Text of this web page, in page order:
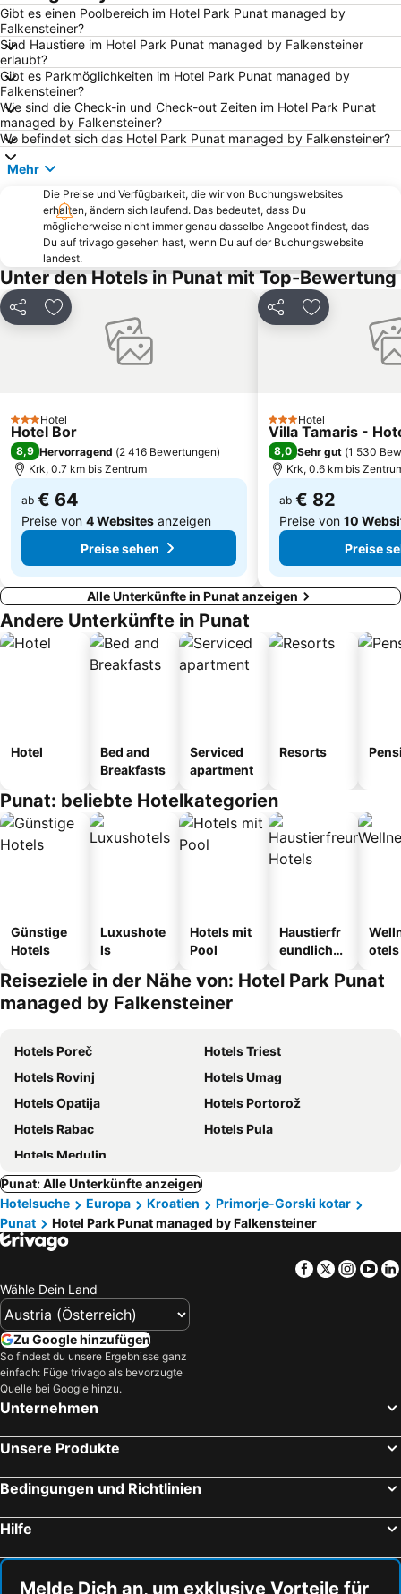
Plaža Klenovica
Rajska
Stadthafen
Hauptbahnhof Rijeka
Camp Jezevac
Teniski klub Kvarner
Drazica
Suha Punta Karolina
Punta Debij
AC Kovacine
Flughafen Rijeka
Croatian walk of fame
Pudarica
Franza Josefa I o Lungomare
Ragusa
Rupa
San Marino
Korzo
Ploče
Gradsko kupaliste
Slatina
Djevojka s galebom
Autobusna postaja Rijeka
Riječka sinagoga
Gibt es einen Poolbereich im Hotel Park Punat managed by
Falkensteiner?
Sind Haustiere im Hotel Park Punat managed by Falkensteiner
erlaubt?
Gibt es Parkmöglichkeiten im Hotel Park Punat managed by
Falkensteiner?
Wie sind die Check-in und Check-out Zeiten im Hotel Park Punat
managed by Falkensteiner?
Wo befindet sich das Hotel Park Punat managed by Falkensteiner?
Mehr
Die Preise und Verfügbarkeit, die wir von Buchungswebsites
erhalten, ändern sich laufend. Das bedeutet, dass Du
möglicherweise nicht immer genau dasselbe Angebot findest, das
Du auf trivago gesehen hast, wenn Du auf der Buchungswebsite
landest.
Unter den Hotels in Punat mit Top-Bewertung
Teilen Zu Favoriten hinzufügen
3 Sterne
Hotel
Hotel Bor
8,9 Hervorragend (2 416 Bewertungen)
Krk, 0.7 km bis Zentrum
ab € 64
Preise von 4 Websites anzeigen
Preise sehen
Teilen Zu Favoriten
3 Sterne
Hotel
Villa Tamaris -
8,0 Sehr gut (1 530
Krk, 0.6 km bis
ab € 82
Preise von 10
Preise
Alle Unterkünfte in Punat anzeigen
Andere Unterkünfte in Punat
Hotel
Bed and
Breakfasts
Serviced
apartment
Resorts
Punat: beliebte Hotelkategorien
Günstige
Hotels
Luxushote
ls
Hotels mit
Pool
Haustierfr
eundliche
otels
Reiseziele in der Nähe von: Hotel Park Punat
managed by Falkensteiner
Hotels Poreč
Hotels Triest
Hotels Rovinj
Hotels Umag
Hotels Opatija
Hotels Portorož
Hotels Rabac
Hotels Pula
Hotels Medulin
Punat: Alle Unterkünfte anzeigen
Hotelsuche
Europa Kroatien
Primorje-Gorski kotar
Punat
Hotel Park Punat managed by Falkensteiner
Facebook
Twitter
Wähle Dein Land
Zu Google hinzufügen
So findest du unsere Ergebnisse ganz
einfach: Füge trivago als bevorzugte
Quelle bei Google hinzu.
Unternehmen
Unsere Produkte
Bedingungen und Richtlinien
Hilfe
Melde Dich an, um exklusive Vorteile für